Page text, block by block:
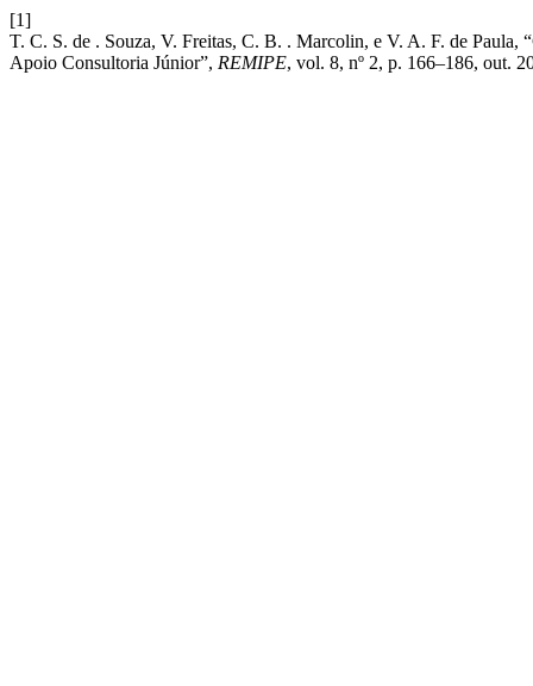
[1]
T. C. S. de . Souza, V. Freitas, C. B. . Marcolin, e V. A. F. de Paula,
Apoio Consultoria Júnior”, REMIPE, vol. 8, nº 2, p. 166–186, out.